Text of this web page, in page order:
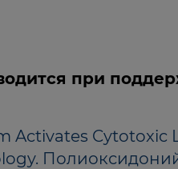
при
Activates Cytotoxic